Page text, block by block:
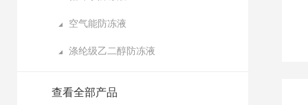
空气能防冻液
涤纶级乙二醇防冻液
查看全部产品